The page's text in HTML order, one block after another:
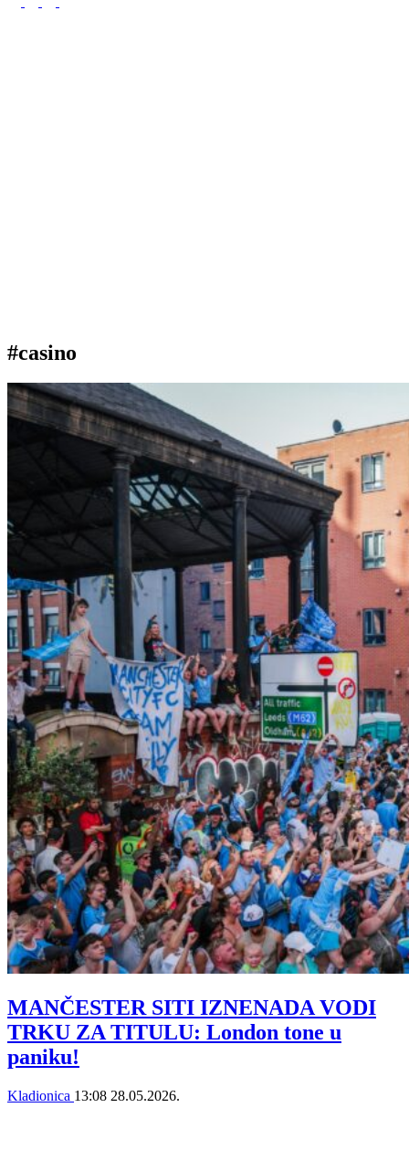
#casino
MANČESTER SITI IZNENADA VODI
TRKU ZA TITULU: London tone u
paniku!
Kladionica 13:08 28.05.2026.